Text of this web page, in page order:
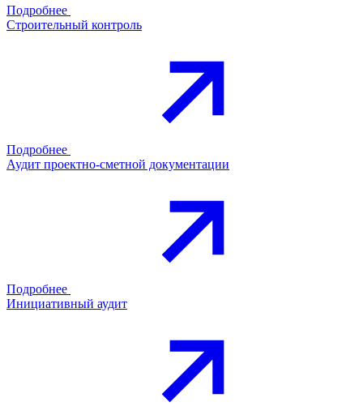
Подробнее
Строительный контроль
Подробнее
Аудит проектно-сметной документации
Подробнее
Инициативный аудит